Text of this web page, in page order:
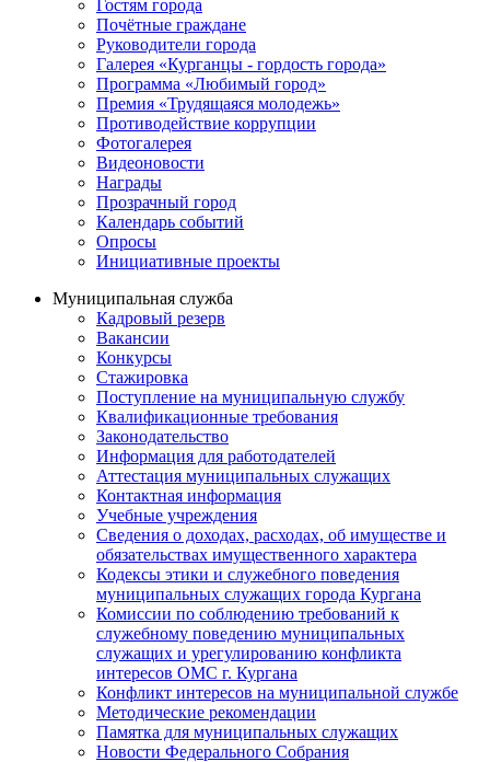
Гостям города
Почётные граждане
Руководители города
Галерея «Курганцы - гордость города»
Программа «Любимый город»
Премия «Трудящаяся молодежь»
Противодействие коррупции
Фотогалерея
Видеоновости
Награды
Прозрачный город
Календарь событий
Опросы
Инициативные проекты
Муниципальная служба
Кадровый резерв
Вакансии
Конкурсы
Стажировка
Поступление на муниципальную службу
Квалификационные требования
Законодательство
Информация для работодателей
Аттестация муниципальных служащих
Контактная информация
Учебные учреждения
Сведения о доходах, расходах, об имуществе и
обязательствах имущественного характера
Кодексы этики и служебного поведения
муниципальных служащих города Кургана
Комиссии по соблюдению требований к
служебному поведению муниципальных
служащих и урегулированию конфликта
интересов ОМС г. Кургана
Конфликт интересов на муниципальной службе
Методические рекомендации
Памятка для муниципальных служащих
Новости Федерального Cобрания